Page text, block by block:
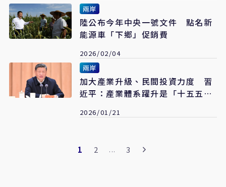
兩岸
陸公布今年中央一號文件 點名新
能源車「下鄉」促銷費
2026/02/04
兩岸
加大產業升級、民間投資力度 習
近平：產業體系躍升是「十五五」
2026/01/21
1 2 ... 3